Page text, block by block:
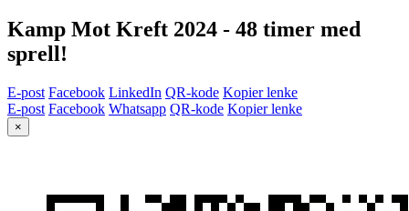
Kamp Mot Kreft 2024 - 48 timer med
sprell!
E-post Facebook LinkedIn QR-kode Kopier lenke
E-post Facebook Whatsapp QR-kode Kopier lenke
×